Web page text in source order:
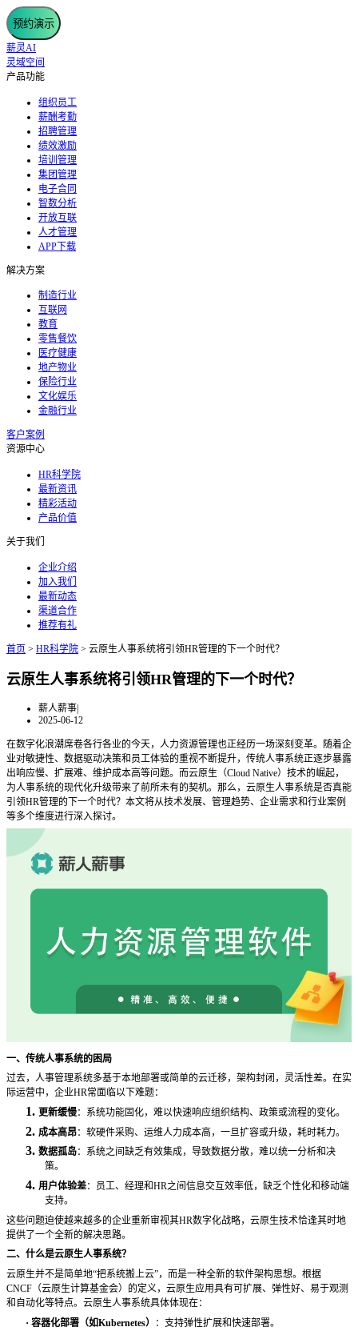
预约演示
薪灵AI
灵域空间
产品功能
组织员工
薪酬考勤
招聘管理
绩效激励
培训管理
集团管理
电子合同
智数分析
开放互联
人才管理
APP下载
解决方案
制造行业
互联网
教育
零售餐饮
医疗健康
地产物业
保险行业
文化娱乐
金融行业
客户案例
资源中心
HR科学院
最新资讯
精彩活动
产品价值
关于我们
企业介绍
加入我们
最新动态
渠道合作
推荐有礼
首页 > HR科学院 > 云原生人事系统将引领HR管理的下一个时代？
云原生人事系统将引领HR管理的下一个时代？
薪人薪事|
2025-06-12
在数字化浪潮席卷各行各业的今天，人力资源管理也正经历一场深刻变革。随着企
业对敏捷性、数据驱动决策和员工体验的重视不断提升，传统人事系统正逐步暴露
出响应慢、扩展难、维护成本高等问题。而云原生（Cloud Native）技术的崛起，
为人事系统的现代化升级带来了前所未有的契机。那么，云原生人事系统是否真能
引领HR管理的下一个时代？本文将从技术发展、管理趋势、企业需求和行业案例
等多个维度进行深入探讨。
一、传统人事系统的困局
过去，人事管理系统多基于本地部署或简单的云迁移，架构封闭，灵活性差。在实
际运营中，企业HR常面临以下难题：
1. 更新缓慢：系统功能固化，难以快速响应组织结构、政策或流程的变化。
2. 成本高昂：软硬件采购、运维人力成本高，一旦扩容或升级，耗时耗力。
3. 数据孤岛：系统之间缺乏有效集成，导致数据分散，难以统一分析和决
策。
4. 用户体验差：员工、经理和HR之间信息交互效率低，缺乏个性化和移动端
支持。
这些问题迫使越来越多的企业重新审视其HR数字化战略，云原生技术恰逢其时地
提供了一个全新的解决思路。
二、什么是云原生人事系统？
云原生并不是简单地“把系统搬上云”，而是一种全新的软件架构思想。根据
CNCF（云原生计算基金会）的定义，云原生应用具有可扩展、弹性好、易于观测
和自动化等特点。云原生人事系统具体体现在：
· 容器化部署（如Kubernetes） ：支持弹性扩展和快速部署。